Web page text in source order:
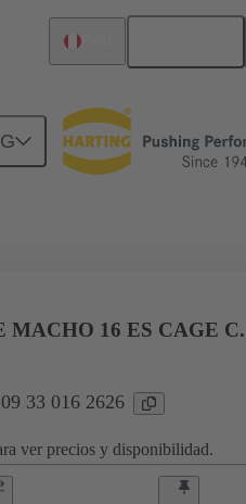
aplicaciones industriales
MACHO 16 ES CAGE C.
33 016 2626
ver precios y disponibilidad.